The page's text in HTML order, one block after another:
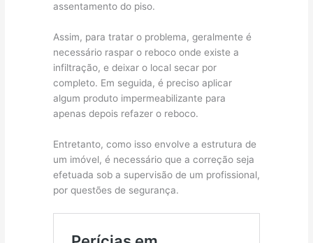
assentamento do piso.
Assim, para tratar o problema, geralmente é
necessário raspar o reboco onde existe a
infiltração, e deixar o local secar por
completo. Em seguida, é preciso aplicar
algum produto impermeabilizante para
apenas depois refazer o reboco.
Entretanto, como isso envolve a estrutura de
um imóvel, é necessário que a correção seja
efetuada sob a supervisão de um profissional,
por questões de segurança.